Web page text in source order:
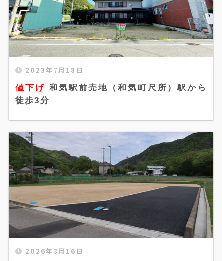
値下げ 和気駅前売地（和気町尺所）駅から徒歩3
分" width="520" height="300" />
2023年7月18日
値下げ 和気駅前売地（和気町尺所）駅から
徒歩3分
販売中 分譲地 稲坪グリーンタウン 2号地（和気
2026年3月16日